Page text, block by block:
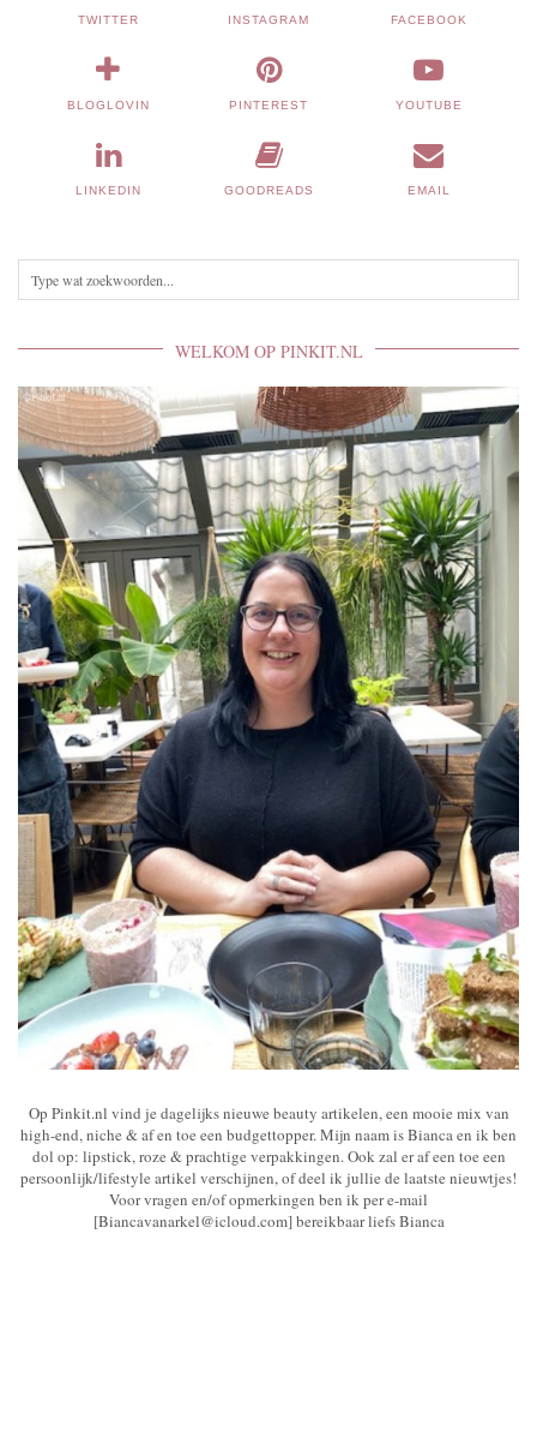
TWITTER INSTAGRAM FACEBOOK
BLOGLOVIN PINTEREST YOUTUBE
LINKEDIN GOODREADS EMAIL
WELKOM OP PINKIT.NL
Op Pinkit.nl vind je dagelijks nieuwe beauty artikelen, een mooie mix van
high-end, niche & af en toe een budgettopper. Mijn naam is Bianca en ik ben
dol op: lipstick, roze & prachtige verpakkingen. Ook zal er af een toe een
persoonlijk/lifestyle artikel verschijnen, of deel ik jullie de laatste nieuwtjes!
Voor vragen en/of opmerkingen ben ik per e-mail
[Biancavanarkel@icloud.com] bereikbaar liefs Bianca